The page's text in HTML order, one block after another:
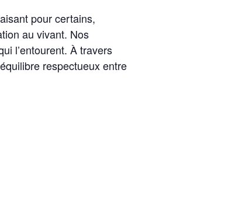
pour certains,
au vivant. Nos
l’entourent. À travers
respectueux entre